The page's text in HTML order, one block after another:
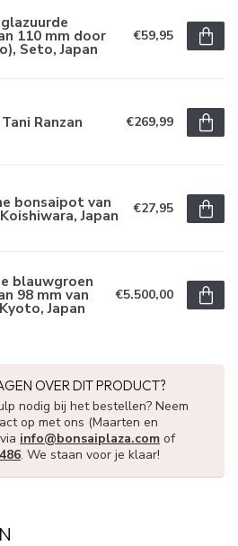
110 mm door
Seto, Japan
€59,95
Ranzan €269,99
bonsaipot van
Japan €27,95
blauwgroen
98 mm van
Japan
€5.500,00
OVER DIT PRODUCT?
nodig bij het bestellen? Neem
op met ons (Maarten en
info@bonsaiplaza.com of
. We staan voor je klaar!